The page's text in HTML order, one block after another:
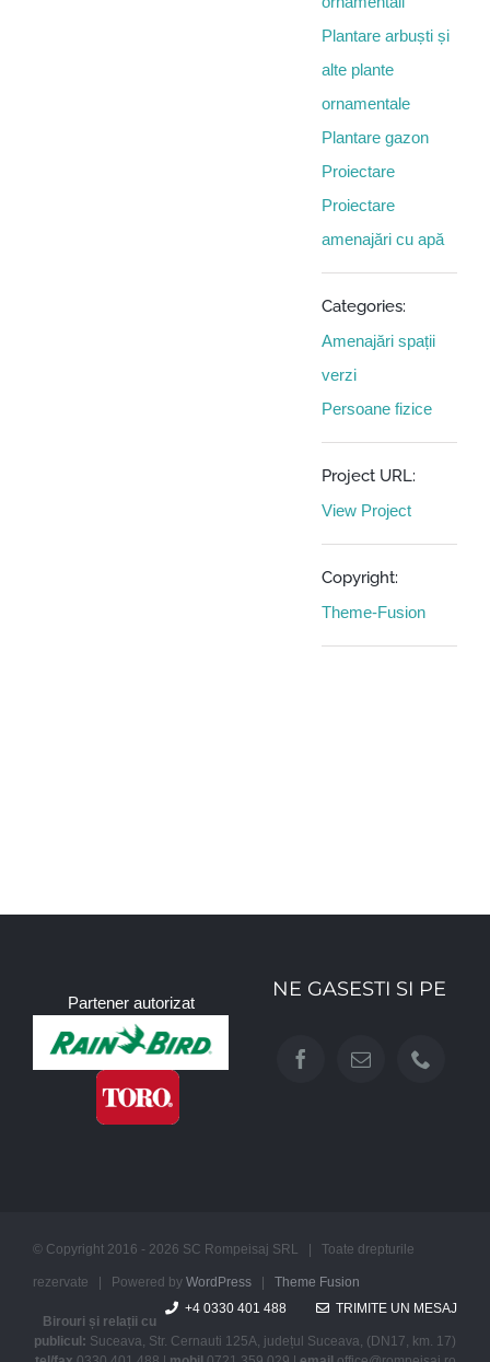
Plantare arbuști și
alte plante
ornamentale
Plantare gazon
Proiectare
Proiectare
amenajări cu apă
Categories:
Amenajări spații
verzi
Persoane fizice
Project URL:
View Project
Copyright:
Theme-Fusion
Partener autorizat
NE GASESTI SI PE
© Copyright 2016 - 2026 SC Rompeisaj SRL | Toate drepturile
rezervate | Powered by WordPress | Theme Fusion
+4 0330 401 488
TRIMITE UN MESAJ
Birouri și relații cu
publicul: Suceava, Str. Cernauti 125A, județul Suceava, (DN17, km. 17)